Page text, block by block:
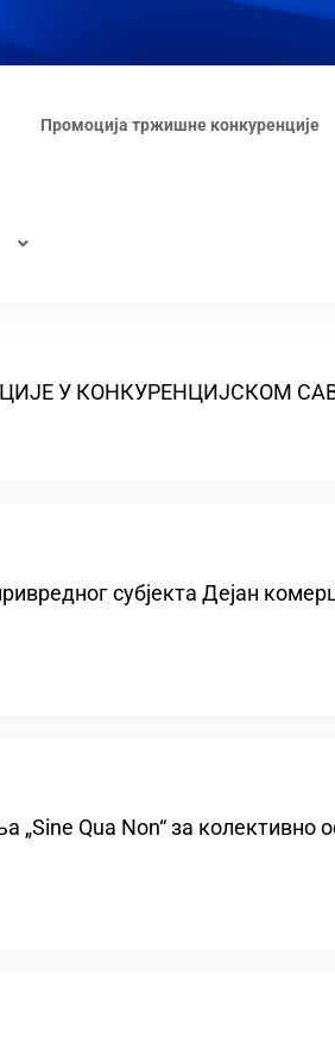
Промоција тржишне конкуренције
У КОНКУРЕНЦИЈСКОМ
субјекта Дејан
Qua Non“ за колективно